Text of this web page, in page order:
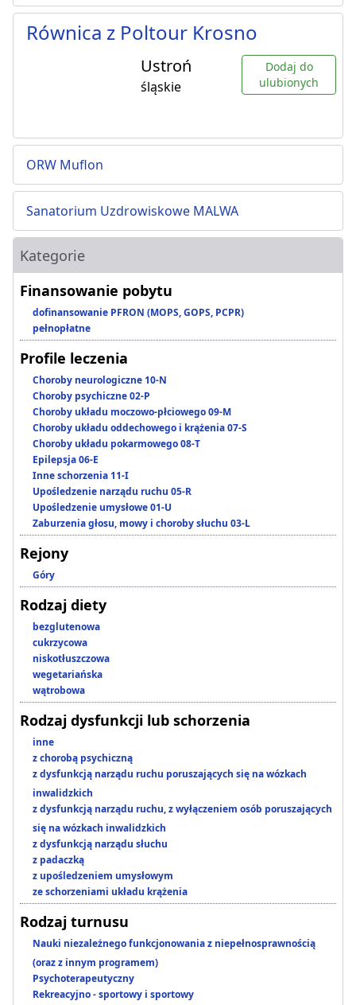
Równica z Poltour Krosno
Ustroń
śląskie
Dodaj do
ulubionych
ORW Muflon
Sanatorium Uzdrowiskowe MALWA
Kategorie
Finansowanie pobytu
dofinansowanie PFRON (MOPS, GOPS, PCPR)
pełnopłatne
Profile leczenia
Choroby neurologiczne 10-N
Choroby psychiczne 02-P
Choroby układu moczowo-płciowego 09-M
Choroby układu oddechowego i krążenia 07-S
Choroby układu pokarmowego 08-T
Epilepsja 06-E
Inne schorzenia 11-I
Upośledzenie narządu ruchu 05-R
Upośledzenie umysłowe 01-U
Zaburzenia głosu, mowy i choroby słuchu 03-L
Rejony
Góry
Rodzaj diety
bezglutenowa
cukrzycowa
niskotłuszczowa
wegetariańska
wątrobowa
Rodzaj dysfunkcji lub schorzenia
inne
z chorobą psychiczną
z dysfunkcją narządu ruchu poruszających się na wózkach
inwalidzkich
z dysfunkcją narządu ruchu, z wyłączeniem osób poruszających
się na wózkach inwalidzkich
z dysfunkcją narządu słuchu
z padaczką
z upośledzeniem umysłowym
ze schorzeniami układu krążenia
Rodzaj turnusu
Nauki niezależnego funkcjonowania z niepełnosprawnością
(oraz z innym programem)
Psychoterapeutyczny
Rekreacyjno - sportowy i sportowy